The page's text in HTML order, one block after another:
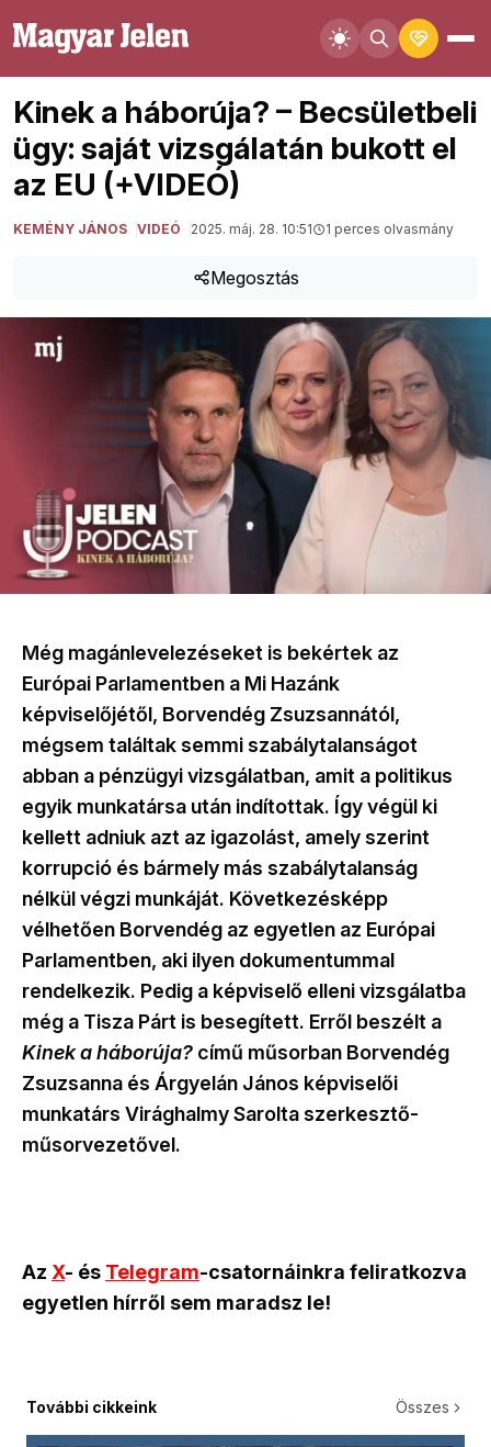
Kinek a háborúja? – Becsületbeli
ügy: saját vizsgálatán bukott el
az EU (+VIDEÓ)
KEMÉNY JÁNOS VIDEÓ 2025. máj. 28. 10:51 1 perces olvasmány
Megosztás
Még magánlevelezéseket is bekértek az
Európai Parlamentben a Mi Hazánk
képviselőjétől, Borvendég Zsuzsannától,
mégsem találtak semmi szabálytalanságot
abban a pénzügyi vizsgálatban, amit a politikus
egyik munkatársa után indítottak. Így végül ki
kellett adniuk azt az igazolást, amely szerint
korrupció és bármely más szabálytalanság
nélkül végzi munkáját. Következésképp
vélhetően Borvendég az egyetlen az Európai
Parlamentben, aki ilyen dokumentummal
rendelkezik. Pedig a képviselő elleni vizsgálatba
még a Tisza Párt is besegített. Erről beszélt a
Kinek a háborúja? című műsorban Borvendég
Zsuzsanna és Árgyelán János képviselői
munkatárs Virághalmy Sarolta szerkesztő-
műsorvezetővel.
Az X- és Telegram-csatornáinkra feliratkozva
egyetlen hírről sem maradsz le!
További cikkeink Összes